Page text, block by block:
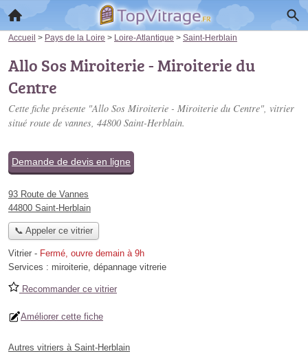
Accueil > Pays de la Loire > Loire-Atlantique > Saint-Herblain
Allo Sos Miroiterie - Miroiterie du
Centre
Cette fiche présente "Allo Sos Miroiterie - Miroiterie du Centre", vitrier
situé route de vannes, 44800 Saint-Herblain.
Demande de devis en ligne
93 Route de Vannes
44800 Saint-Herblain
📞 Appeler ce vitrier
Vitrier - Fermé, ouvre demain à 9h
Services : miroiterie, dépannage vitrerie
Recommander ce vitrier
Améliorer cette fiche
Autres vitriers à Saint-Herblain